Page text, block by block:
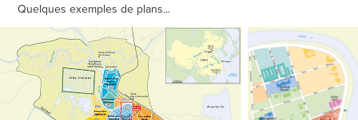
Quelques exemples de plans...